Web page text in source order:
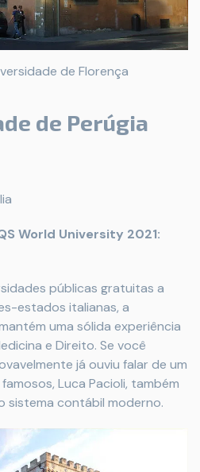
de Florença
de Perúgia
World University 2021:
públicas gratuitas a
estados italianas, a
uma sólida experiência
e Direito. Se você
já ouviu falar de um
Luca Pacioli, também
sistema contábil moderno.